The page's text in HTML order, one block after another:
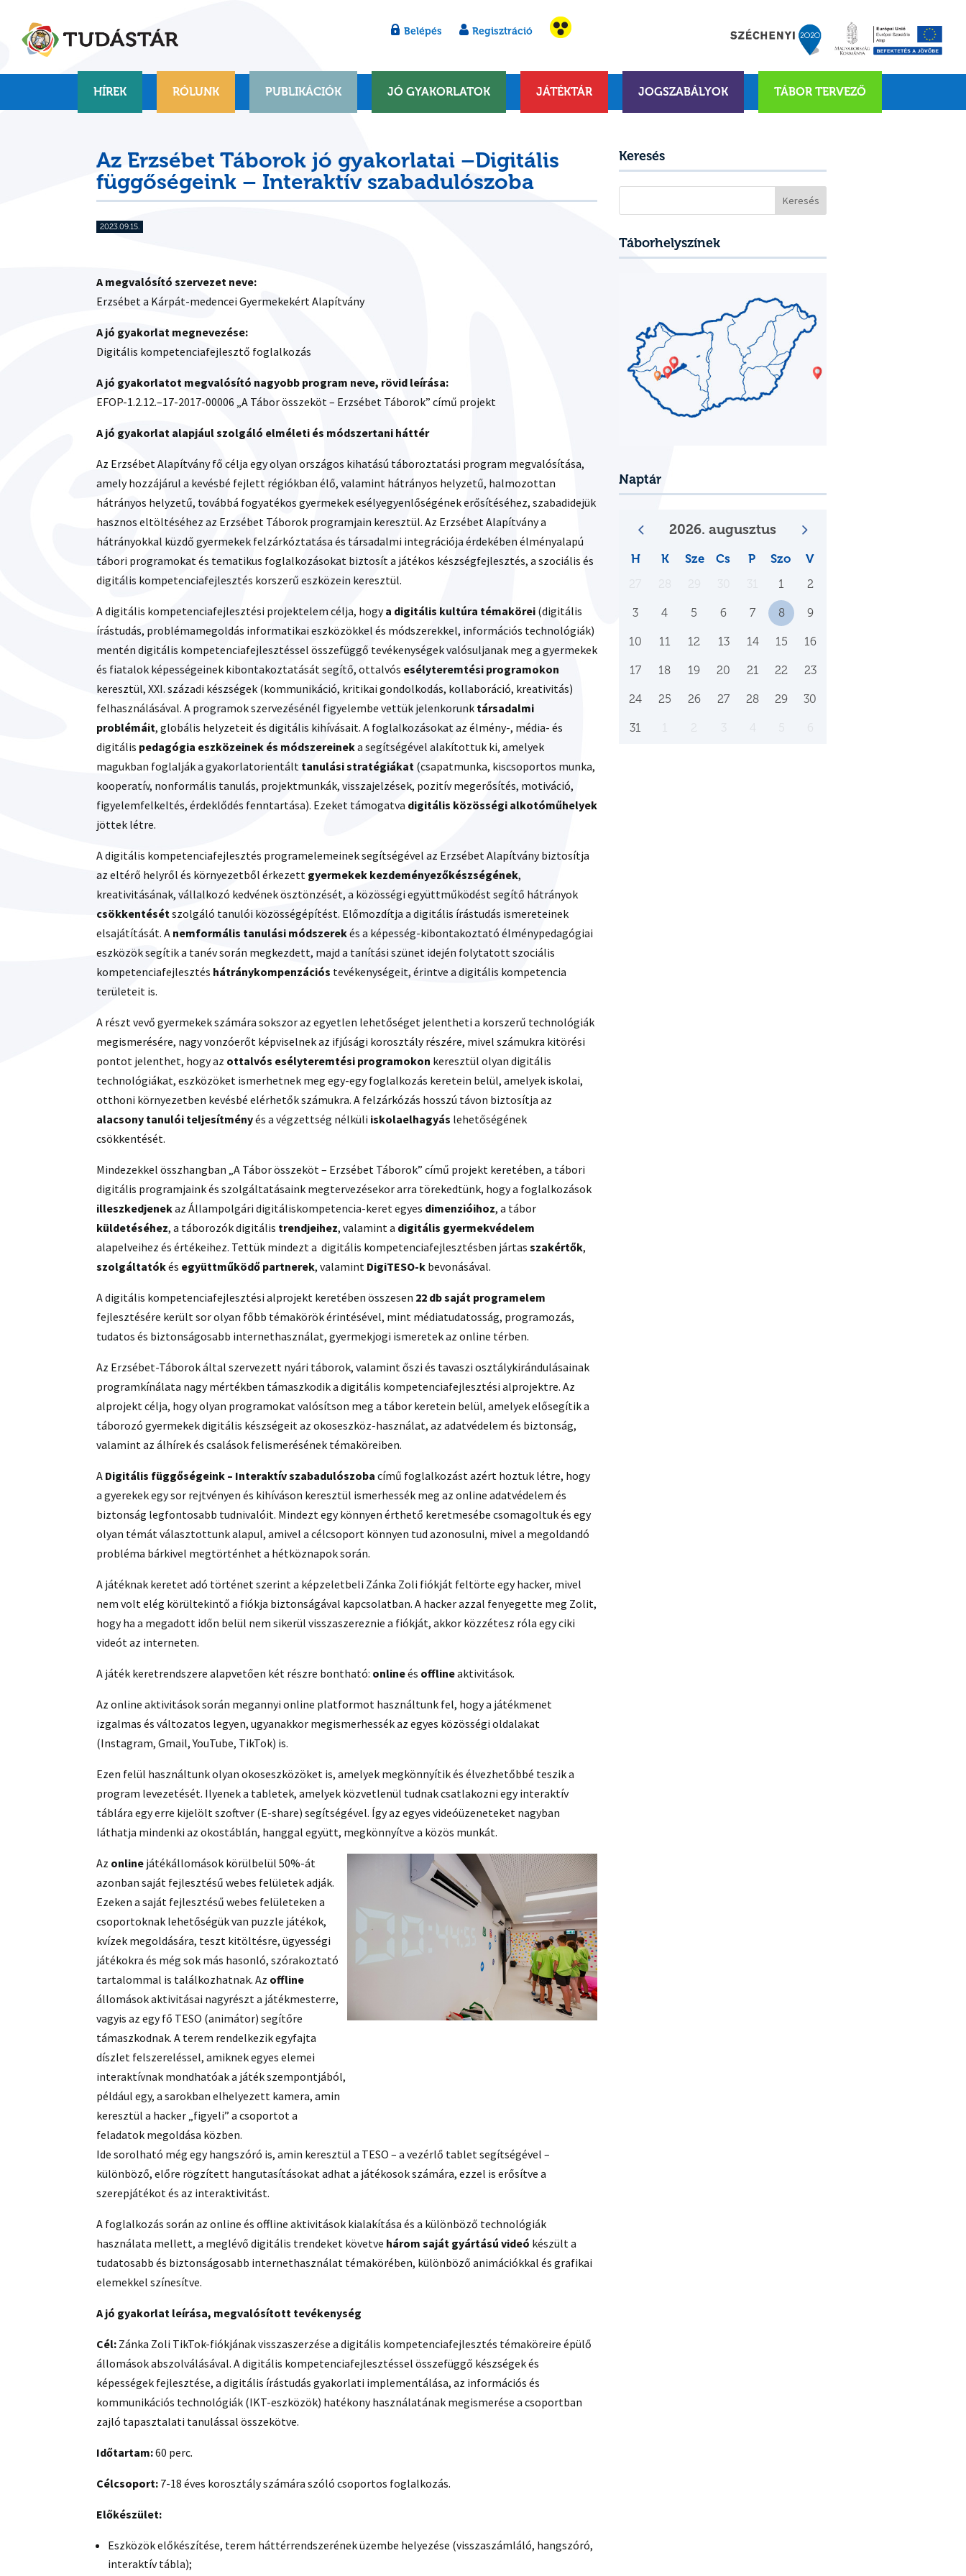
content
Belépés Regisztráció
HÍREK RÓLUNK PUBLIKÁCIÓK JÓ GYAKORLATOK JÁTÉKTÁR JOGSZABÁLYOK TÁBOR TERVEZŐ
Az Erzsébet Táborok jó gyakorlatai –Digitális
függőségeink – Interaktív szabadulószoba
2023.09.15.
A megvalósító szervezet neve:
Erzsébet a Kárpát-medencei Gyermekekért Alapítvány
A jó gyakorlat megnevezése:
Digitális kompetenciafejlesztő foglalkozás
A jó gyakorlatot megvalósító nagyobb program neve, rövid leírása:
EFOP-1.2.12.–17-2017-00006 „A Tábor összeköt – Erzsébet Táborok” című projekt
A jó gyakorlat alapjául szolgáló elméleti és módszertani háttér
Az Erzsébet Alapítvány fő célja egy olyan országos kihatású táboroztatási program megvalósítása,
amely hozzájárul a kevésbé fejlett régiókban élő, valamint hátrányos helyzetű, halmozottan
hátrányos helyzetű, továbbá fogyatékos gyermekek esélyegyenlőségének erősítéséhez, szabadidejük
hasznos eltöltéséhez az Erzsébet Táborok programjain keresztül. Az Erzsébet Alapítvány a
hátrányokkal küzdő gyermekek felzárkóztatása és társadalmi integrációja érdekében élményalapú
tábori programokat és tematikus foglalkozásokat biztosít a játékos készségfejlesztés, a szociális és
digitális kompetenciafejlesztés korszerű eszközein keresztül.
A digitális kompetenciafejlesztési projektelem célja, hogya digitális kultúra témakörei (digitális
írástudás, problémamegoldás informatikai eszközökkel és módszerekkel, információs technológiák)
mentén digitális kompetenciafejlesztéssel összefüggő tevékenységek valósuljanak meg a gyermekek
és fiatalok képességeinek kibontakoztatását segítő, ottalvós esélyteremtési programokon
keresztül, XXI. századi készségek (kommunikáció, kritikai gondolkodás, kollaboráció, kreativitás)
felhasználásával. A programok szervezésénél figyelembe vettük jelenkorunk társadalmi
problémáit, globális helyzeteit és digitális kihívásait. A foglalkozásokat az élmény-, média- és
digitális pedagógia eszközeinek és módszereineka segítségével alakítottuk ki, amelyek
magukban foglalják a gyakorlatorientált tanulási stratégiákat (csapatmunka, kiscsoportos munka,
kooperatív, nonformális tanulás, projektmunkák, visszajelzések, pozitív megerősítés, motiváció,
figyelemfelkeltés, érdeklődés fenntartása). Ezeket támogatva digitális közösségi alkotóműhelyek
jöttek létre.
A digitális kompetenciafejlesztés programelemeinek segítségével az Erzsébet Alapítvány biztosítja
az eltérő helyről és környezetből érkezett gyermekek kezdeményezőkészségének,
kreativitásának, vállalkozó kedvének ösztönzését, a közösségi együttműködést segítő hátrányok
csökkentésétszolgáló tanulói közösségépítést. Előmozdítja a digitális írástudás ismereteinek
elsajátítását. A nemformális tanulási módszerekés a képesség-kibontakoztató élménypedagógiai
eszközök segítik a tanév során megkezdett, majd a tanítási szünet idején folytatott szociális
kompetenciafejlesztés hátránykompenzációs tevékenységeit, érintve a digitális kompetencia
területeit is.
A részt vevő gyermekek számára sokszor az egyetlen lehetőséget jelentheti a korszerű technológiák
megismerésére, nagy vonzóerőt képviselnek az ifjúsági korosztály részére, mivel számukra kitörési
pontot jelenthet, hogy az ottalvós esélyteremtési programokon keresztül olyan digitális
technológiákat, eszközöket ismerhetnek meg egy-egy foglalkozás keretein belül, amelyek iskolai,
otthoni környezetben kevésbé elérhetők számukra. A felzárkózás hosszú távon biztosítja az
alacsony tanulói teljesítményés a végzettség nélküli iskolaelhagyás lehetőségének
csökkentését.
Mindezekkel összhangban „A Tábor összeköt – Erzsébet Táborok” című projekt keretében, a tábori
digitális programjaink és szolgáltatásaink megtervezésekor arra törekedtünk, hogy a foglalkozások
illeszkedjenekaz Állampolgári digitáliskompetencia-keret egyes dimenzióihoz, a tábor
küldetéséhez, a táborozók digitális trendjeihez, valamint a digitális gyermekvédelem
alapelveihez és értékeihez. Tettük mindezt a digitális kompetenciafejlesztésben jártasszakértők,
szolgáltatókés együttműködő partnerek, valamint DigiTESO-k bevonásával.
A digitális kompetenciafejlesztési alprojekt keretében összesen 22 db saját programelem
fejlesztésére került sor olyan főbb témakörök érintésével, mint médiatudatosság, programozás,
tudatos és biztonságosabb internethasználat, gyermekjogi ismeretek az online térben.
Az Erzsébet-Táborok által szervezett nyári táborok, valamint őszi és tavaszi osztálykirándulásainak
programkínálata nagy mértékben támaszkodik a digitális kompetenciafejlesztési alprojektre. Az
alprojekt célja, hogy olyan programokat valósítson meg a tábor keretein belül, amelyek elősegítik a
táborozó gyermekek digitális készségeit az okoseszköz-használat, az adatvédelem és biztonság,
valamint az álhírek és csalások felismerésének témaköreiben.
A Digitális függőségeink – Interaktív szabadulószobacímű foglalkozást azért hoztuk létre, hogy
a gyerekek egy sor rejtvényen és kihíváson keresztül ismerhessék meg az online adatvédelem és
biztonság legfontosabb tudnivalóit. Mindezt egy könnyen érthető keretmesébe csomagoltuk és egy
olyan témát választottunk alapul, amivel a célcsoport könnyen tud azonosulni, mivel a megoldandó
probléma bárkivel megtörténhet a hétköznapok során.
A játéknak keretet adó történet szerint a képzeletbeli Zánka Zoli fiókját feltörte egy hacker, mivel
nem volt elég körültekintő a fiókja biztonságával kapcsolatban. A hacker azzal fenyegette meg Zolit,
hogy ha a megadott időn belül nem sikerül visszaszereznie a fiókját, akkor közzétesz róla egy ciki
videót az interneten.
A játék keretrendszere alapvetően két részre bontható: onlineés offlineaktivitások.
Az online aktivitások során megannyi online platformot használtunk fel, hogy a játékmenet
izgalmas és változatos legyen, ugyanakkor megismerhessék az egyes közösségi oldalakat
(Instagram, Gmail, YouTube, TikTok) is.
Ezen felül használtunk olyan okoseszközöket is, amelyek megkönnyítik és élvezhetőbbé teszik a
program levezetését. Ilyenek a tabletek, amelyek közvetlenül tudnak csatlakozni egy interaktív
táblára egy erre kijelölt szoftver (E-share) segítségével. Így az egyes videóüzeneteket nagyban
láthatja mindenki az okostáblán, hanggal együtt, megkönnyítve a közös munkát.
Az online játékállomások körülbelül 50%-át
azonban saját fejlesztésű webes felületek adják.
Ezeken a saját fejlesztésű webes felületeken a
csoportoknak lehetőségük van puzzle játékok,
kvízek megoldására, teszt kitöltésre, ügyességi
játékokra és még sok más hasonló, szórakoztató
tartalommal is találkozhatnak. Az offline
állomások aktivitásai nagyrészt a játékmesterre,
vagyis az egy fő TESO (animátor) segítőre
támaszkodnak. A terem rendelkezik egyfajta
díszlet felszereléssel, amiknek egyes elemei
interaktívnak mondhatóak a játék szempontjából,
például egy, a sarokban elhelyezett kamera, amin
keresztül a hacker „figyeli” a csoportot a
feladatok megoldása közben.
Ide sorolható még egy hangszóró is, amin keresztül a TESO – a vezérlő tablet segítségével –
különböző, előre rögzített hangutasításokat adhat a játékosok számára, ezzel is erősítve a
szerepjátékot és az interaktivitást.
A foglalkozás során az online és offline aktivitások kialakítása és a különböző technológiák
használata mellett, a meglévő digitális trendeket követve három saját gyártású videó készült a
tudatosabb és biztonságosabb internethasználat témakörében, különböző animációkkal és grafikai
elemekkel színesítve.
A jó gyakorlat leírása, megvalósított tevékenység
Cél: Zánka Zoli TikTok-fiókjának visszaszerzése a digitális kompetenciafejlesztés témaköreire épülő
állomások abszolválásával. A digitális kompetenciafejlesztéssel összefüggő készségek és
képességek fejlesztése, a digitális írástudás gyakorlati implementálása, az információs és
kommunikációs technológiák (IKT-eszközök) hatékony használatának megismerése a csoportban
zajló tapasztalati tanulással összekötve.
Időtartam:60 perc.
Célcsoport: 7-18 éves korosztály számára szóló csoportos foglalkozás.
Előkészület:
Eszközök előkészítése, terem háttérrendszerének üzembe helyezése (visszaszámláló, hangszóró,
interaktív tábla);
Keresés
Táborhelyszínek
Naptár
2026. augusztus
H K Sze Cs P Szo V
1 2
3 4 5 6 7 8 9
10 11 12 13 14 15 16
17 18 19 20 21 22 23
24 25 26 27 28 29 30
31